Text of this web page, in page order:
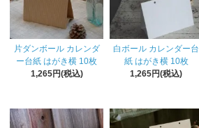
片ダンボール カレンダ
ー台紙 はがき横 10枚
1,265円(税込)
白ボール カレンダー台
紙 はがき横 10枚
1,265円(税込)